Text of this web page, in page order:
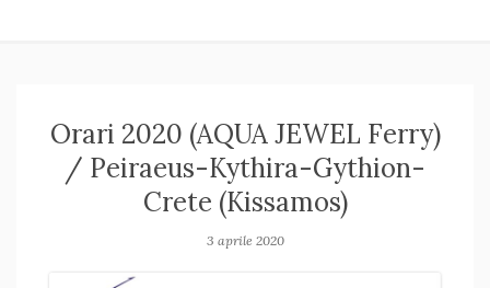
Orari 2020 (AQUA JEWEL Ferry)
/ Peiraeus-Kythira-Gythion-
Crete (Kissamos)
3 aprile 2020